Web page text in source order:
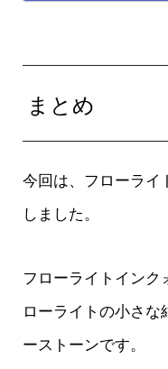
まとめ
今回は、フローライ
しました。
フローライトインク
ローライトの小さな
ーストーンです。